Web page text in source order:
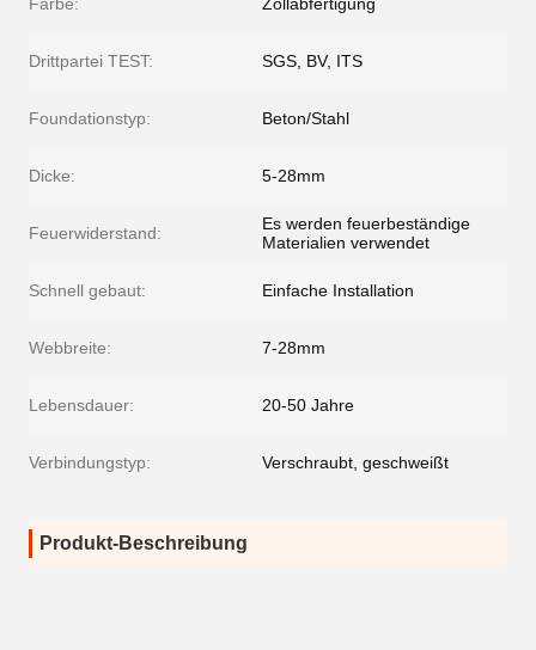
Drittpartei TEST: SGS, BV, ITS
Foundationstyp: Beton/Stahl
Dicke: 5-28mm
Feuerwiderstand:
Es werden feuerbeständige
Materialien verwendet
Schnell gebaut: Einfache Installation
Webbreite: 7-28mm
Lebensdauer: 20-50 Jahre
Verbindungstyp: Verschraubt, geschweißt
Produkt-Beschreibung